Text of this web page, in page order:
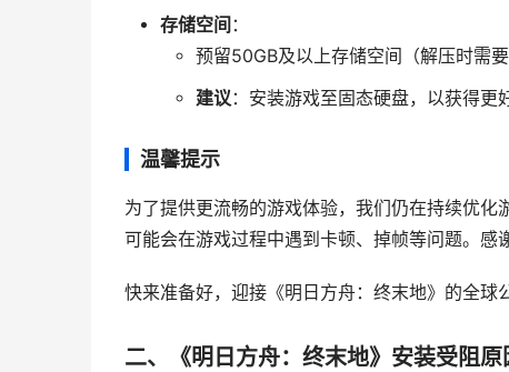
存储空间 ：
预留50GB及以上存储空间（解压时需
建议：安装游戏至固态硬盘，以获得更
温馨提示
为了提供更流畅的游戏体验，我们仍在持续优
可能会在游戏过程中遇到卡顿、掉帧等问题。感
快来准备好，迎接《明日方舟：终末地》的全球
二、《明日方舟：终末地》安装受阻原